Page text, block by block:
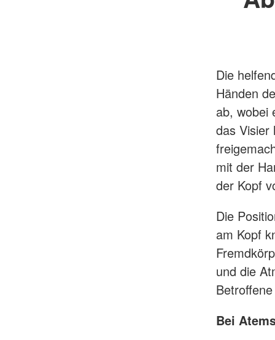
Die
Händen
ab, wobei
das Visier
mit der
der Kopf
Die
am Kopf
und die
Bei